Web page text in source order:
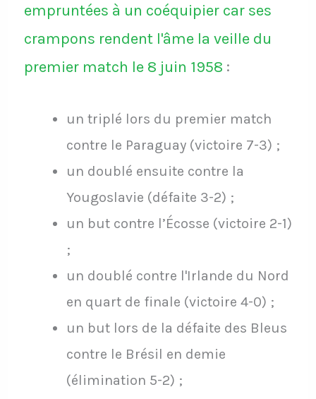
empruntées à un coéquipier car ses
crampons rendent l'âme la veille du
premier match le 8 juin 1958 :
un triplé lors du premier match
contre le Paraguay (victoire 7-3) ;
un doublé ensuite contre la
Yougoslavie (défaite 3-2) ;
un but contre l’Écosse (victoire 2-1)
;
un doublé contre l'Irlande du Nord
en quart de finale (victoire 4-0) ;
un but lors de la défaite des Bleus
contre le Brésil en demie
(élimination 5-2) ;